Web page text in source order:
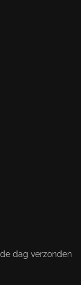
dag verzonden